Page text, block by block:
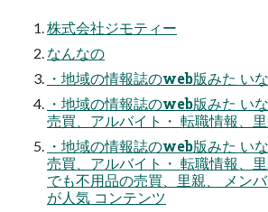
株式会社ジモティー
なんなの
・地域の情報誌のweb版みた い
・地域の情報誌のweb版みた い
売買、アルバイト・ 転職情報、
・地域の情報誌のweb版みた い
売買、アルバイト・ 転職情報、
でも不用品の売買、里親、 メン
が人気 コンテンツ